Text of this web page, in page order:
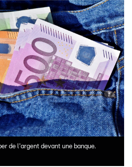
de l'argent devant une banque.